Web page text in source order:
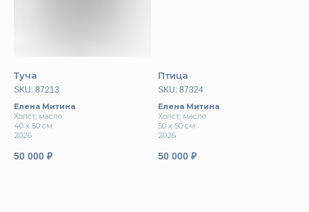
Туча
SKU: 87213
Елена Митина
Холст, масло
40 х 50 см
2026
50 000 ₽
Птица
SKU: 87324
Елена Митина
Холст, масло
50 х 50 см
2026
50 000 ₽